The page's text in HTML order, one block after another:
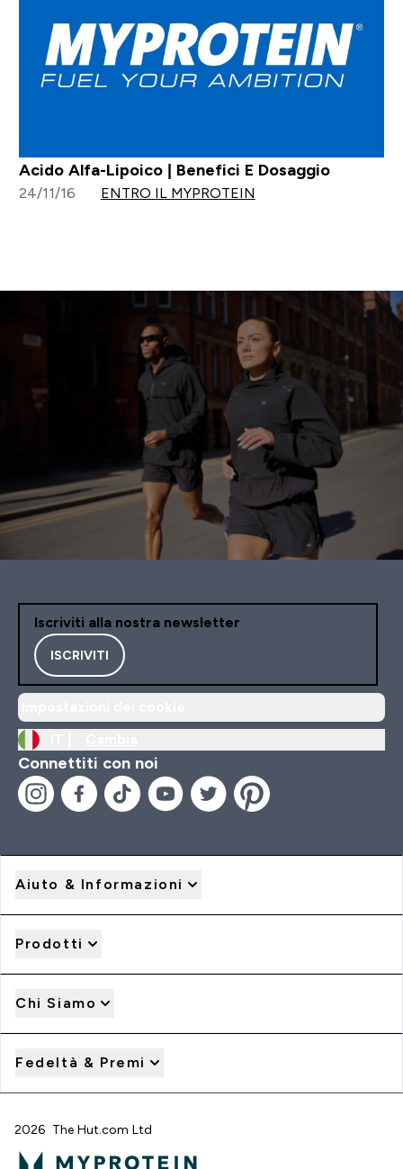
Acido Alfa-Lipoico | Benefici E Dosaggio
24/11/16 ENTRO IL MYPROTEIN
Iscriviti alla nostra newsletter
ISCRIVITI
Connettiti con noi
Aiuto & Informazioni
Prodotti
Chi Siamo
Fedeltà & Premi
2026 The Hut.com Ltd